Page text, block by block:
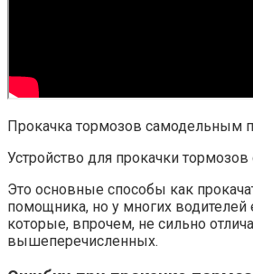
Прокачка тормозов самодельным
Устройство для прокачки
Это основные способы как
помощника, но у многих водителей
которые, впрочем, не сильно
вышеперечисленных.